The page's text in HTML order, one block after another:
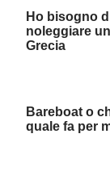
Ho bisogno
noleggiare
Grecia
Bareboat o
quale fa per